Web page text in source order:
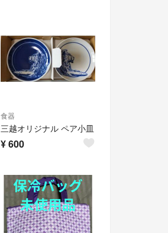
食器
三越オリジナル ペア小皿
¥600